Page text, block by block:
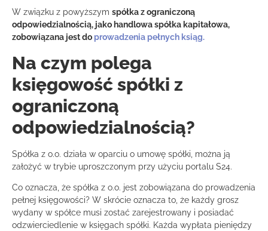
W związku z powyższym spółka z ograniczoną
odpowiedzialnością, jako handlowa spółka kapitałowa,
zobowiązana jest do prowadzenia pełnych ksiąg.
Na czym polega
księgowość spółki z
ograniczoną
odpowiedzialnością?
Spółka z o.o. działa w oparciu o umowę spółki, można ją
założyć w trybie uproszczonym przy użyciu portalu S24.
Co oznacza, że spółka z o.o. jest zobowiązana do prowadzenia
pełnej księgowości? W skrócie oznacza to, że każdy grosz
wydany w spółce musi zostać zarejestrowany i posiadać
odzwierciedlenie w księgach spółki. Każda wypłata pieniędzy